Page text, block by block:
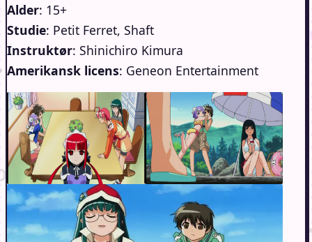
Alder: 15+
Studie: Petit Ferret, Shaft
Instruktør: Shinichiro Kimura
Amerikansk licens: Geneon Entertainment